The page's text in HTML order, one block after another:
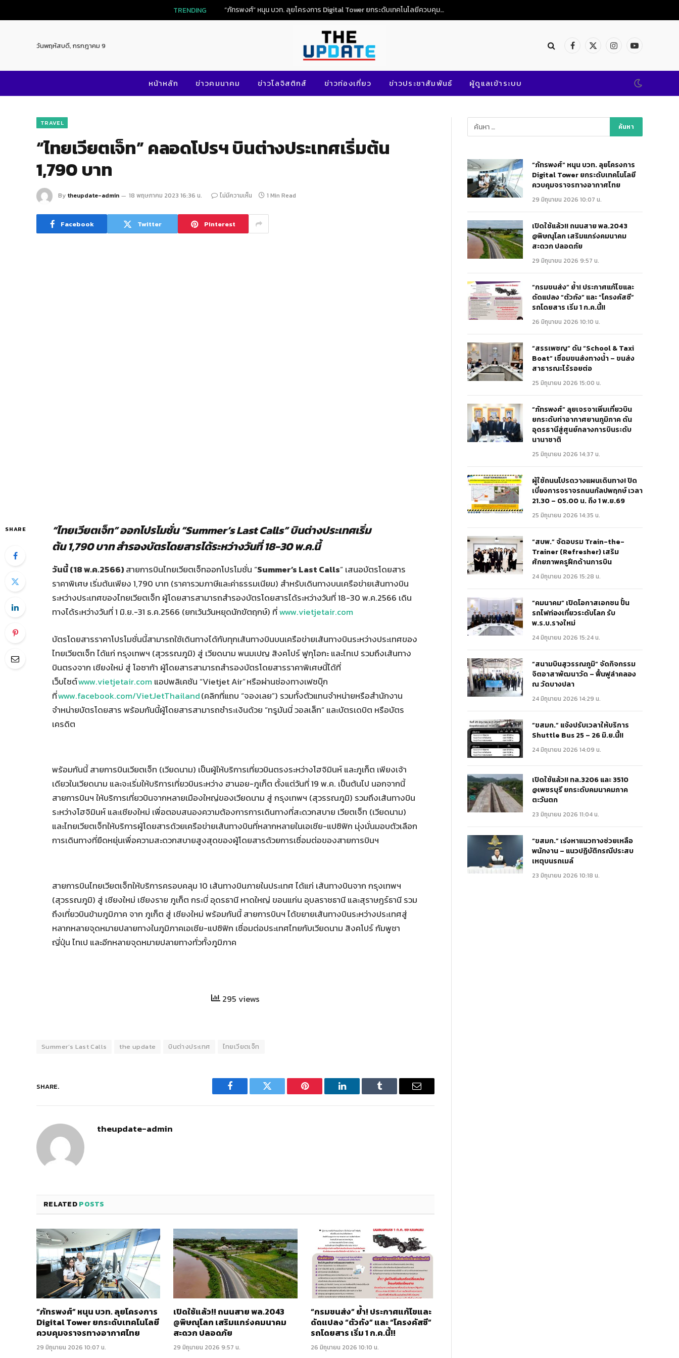
TRENDING “ภัทรพงศ์” หนุน บวท. ลุยโครงการ Digital Tower ยกระดับเทคโนโลยีควบคุมจราจรทางอากาศไทย
วันพฤหัสบดี, กรกฎาคม 9 Facebook
X
InstagramYouTube
หน้าหลัก ข่าวคมนาคม ข่าวโลจิสติกส์ ข่าวท่องเที่ยว ข่าวประชาสัมพันธ์ ผู้ดูแลเข้าระบบ
TRAVEL
“ไทยเวียตเจ็ท” คลอดโปรฯ บินต่างประเทศเริ่มต้น
1,790 บาท
By theupdate-admin 18 พฤษภาคม 2023 16:36 น. ไม่มีความเห็น 1 Min Read
Facebook Twitter Pinterest
SHARE
“ไทยเวียตเจ็ท” ออกโปรโมชั่น “Summer’s Last Calls” บินต่างประเทศเริ่ม
ต้น 1,790 บาท สำรองบัตรโดยสารได้ระหว่างวันที่ 18-30 พ.ค.นี้
วันนี้(18 พ.ค.2566)สายการบินไทยเวียตเจ็ทออกโปรโมชั่น “Summer’s Last Calls” เสนอบัตรโดยสาร
ราคาพิเศษ เริ่มต้นเพียง 1,790 บาท (ราคารวมภาษีและค่าธรรมเนียม) สำหรับเดินทางบนเครือข่ายเส้นทางบิน
ระหว่างประเทศของไทยเวียตเจ็ท ผู้โดยสารสามารถสำรองบัตรโดยสารได้ระหว่างวันที่ 18-30 พ.ค.2566 เดิน
ทางได้ระหว่างวันที่ 1 มิ.ย.-31 ธ.ค.2566 (ยกเว้นวันหยุดนักขัตฤกษ์) ที่www.vietjetair.com
บัตรโดยสารราคาโปรโมชั่นนี้สามารถใช้เดินทางได้กับทุกเส้นทางบินบนเครือข่ายเส้นทางบินระหว่างประเทศของ
ไทยเวียตเจ็ท ได้แก่ กรุงเทพฯ (สุวรรณภูมิ) สู่ เวียดนาม พนมเปญ สิงคโปร์ ฟูกุโอกะ และไทเป รวมถึงเส้นทาง
บินตรงจาก เชียงใหม่ สู่ โอซาก้า ผู้โดยสารสามารถสำรองบัตรโดยสารราคาพิเศษนี้ได้ที่
เว็บไซต์www.vietjetair.com แอปพลิเคชัน “Vietjet Air” หรือผ่านช่องทางเฟซบุ๊ก
ที่www.facebook.com/VietJetThailand(คลิกที่แถบ “จองเลย”) รวมทั้งตัวแทนจำหน่ายหรือสำนักงาน
จำหน่ายบัตรโดยสาร พร้อมกันนี้ผู้โดยสารสามารถชำระเงินด้วย “ทรูมันนี่ วอลเล็ท” และบัตรเดบิต หรือบัตร
เครดิต
พร้อมกันนี้ สายการบินเวียตเจ็ท (เวียดนาม) เป็นผู้ให้บริการเที่ยวบินตรงระหว่างโฮจิมินห์ และภูเก็ต เพียงเจ้า
เดียวในเวียดนาม และจะเริ่มให้บริการเที่ยวบินระหว่าง ฮานอย-ภูเก็ต ตั้งแต่วันที่ 19 พ.ค. เป็นต้นไป นอกจากนี้
สายการบินฯ ให้บริการเที่ยวบินจากหลายเมืองใหญ่ของเวียดนาม สู่ กรุงเทพฯ (สุวรรณภูมิ) รวมถึงเส้นทางบิน
ระหว่างโฮจิมินห์ และเชียงใหม่ เพื่อตอบสนองความต้องการการเดินทางที่สะดวกสบาย เวียตเจ็ท (เวียดนาม)
และไทยเวียตเจ็ทให้บริการผู้โดยสารด้วยเครือข่ายเส้นทางบินที่หลากหลายในเอเชีย-แปซิฟิก มุ่งมั่นมอบตัวเลือก
การเดินทางที่ยืดหยุ่นเพื่อความสะดวกสบายสูงสุดของผู้โดยสารด้วยการเชื่อมต่อของสายการบินฯ
สายการบินไทยเวียตเจ็ทให้บริการครอบคลุม 10 เส้นทางบินภายในประเทศ ได้แก่ เส้นทางบินจาก กรุงเทพฯ
(สุวรรณภูมิ) สู่ เชียงใหม่ เชียงราย ภูเก็ต กระบี่ อุดรธานี หาดใหญ่ ขอนแก่น อุบลราชธานี และสุราษฎร์ธานี รวม
ถึงเที่ยวบินข้ามภูมิภาค จาก ภูเก็ต สู่ เชียงใหม่ พร้อมกันนี้ สายการบินฯ ได้ขยายเส้นทางบินระหว่างประเทศสู่
หลากหลายจุดหมายปลายทางในภูมิภาคเอเชีย-แปซิฟิก เชื่อมต่อประเทศไทยกับเวียดนาม สิงคโปร์ กัมพูชา
ญี่ปุ่น ไทเป และอีกหลายจุดหมายปลายทางทั่วทั้งภูมิภาค
295 views
Summer’s Last Calls the update บินต่างประเทศ ไทยเวียตเจ็ท
SHARE.
Facebook Twitter Pinterest LinkedIn Tumblr Email
theupdate-admin
RELATEDPOSTS
“ภัทรพงศ์” หนุน บวท. ลุยโครงการ
Digital Tower ยกระดับเทคโนโลยี
ควบคุมจราจรทางอากาศไทย
29 มิถุนายน 2026 10:07 น.
เปิดใช้แล้ว!! ถนนสาย พล.2043
@พิษณุโลก เสริมแกร่งคมนาคม
สะดวก ปลอดภัย
29 มิถุนายน 2026 9:57 น.
“กรมขนส่ง” ย้ำ! ประกาศแก้ไขและ
ดัดแปลง “ตัวถัง” และ “โครงคัสซี”
รถโดยสาร เริ่ม 1 ก.ค.นี้!!
26 มิถุนายน 2026 10:10 น.
“ภัทรพงศ์” หนุน บวท. ลุยโครงการ
Digital Tower ยกระดับเทคโนโลยี
ควบคุมจราจรทางอากาศไทย
29 มิถุนายน 2026 10:07 น.
เปิดใช้แล้ว!! ถนนสาย พล.2043
@พิษณุโลก เสริมแกร่งคมนาคม
สะดวก ปลอดภัย
29 มิถุนายน 2026 9:57 น.
“กรมขนส่ง” ย้ำ! ประกาศแก้ไขและ
ดัดแปลง “ตัวถัง” และ “โครงคัสซี”
รถโดยสาร เริ่ม 1 ก.ค.นี้!!
26 มิถุนายน 2026 10:10 น.
“สรรเพชญ” ดัน “School & Taxi
Boat” เชื่อมขนส่งทางน้ำ – ขนส่ง
สาธารณะไร้รอยต่อ
25 มิถุนายน 2026 15:00 น.
“ภัทรพงศ์” ลุยเจรจาเพิ่มเที่ยวบิน
ยกระดับท่าอากาศยานภูมิภาค ดัน
อุดรธานีสู่ศูนย์กลางการบินระดับ
นานาชาติ
25 มิถุนายน 2026 14:37 น.
ผู้ใช้ถนนโปรดวางแผนเดินทาง! ปิด
เบี่ยงการจราจรถนนกัลปพฤกษ์ เวลา
21.30 – 05.00 น. ถึง 1 พ.ย.69
25 มิถุนายน 2026 14:35 น.
“สบพ.” จัดอบรม Train-the-
Trainer (Refresher) เสริม
ศักยภาพครูฝึกด้านการบิน
24 มิถุนายน 2026 15:28 น.
“คมนาคม” เปิดโอกาสเอกชน ปั้น
รถไฟท่องเที่ยวระดับโลก รับ
พ.ร.บ.รางใหม่
24 มิถุนายน 2026 15:24 น.
“สนามบินสุวรรณภูมิ” จัดกิจกรรม
จิตอาสาพัฒนาวัด – ฟื้นฟูลำคลอง
ณ วัดบางปลา
24 มิถุนายน 2026 14:29 น.
“ขสมก.” แจ้งปรับเวลาให้บริการ
Shuttle Bus 25 – 26 มิ.ย.นี้!!
24 มิถุนายน 2026 14:09 น.
เปิดใช้แล้ว!! ทล.3206 และ 3510
@เพชรบุรี ยกระดับคมนาคมภาค
ตะวันตก
23 มิถุนายน 2026 11:04 น.
“ขสมก.” เร่งหาแนวทางช่วยเหลือ
พนักงาน – แนวปฏิบัติกรณีประสบ
เหตุบนรถเมล์
23 มิถุนายน 2026 10:18 น.